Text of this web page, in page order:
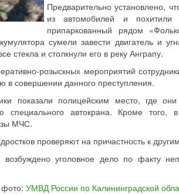
Предварительно установлено,
из автомобилей и похитили
припаркованный рядом
сумели завести двигатель и
стекла и столкнули его в реку Анграпу.
розыскных мероприятий
в совершении данного преступления.
показали полицейским место, где
специального автокрана. Кроме
МЧС.
проверяют на причастность к
уголовное дело по факту
УМВД России по Калининградской